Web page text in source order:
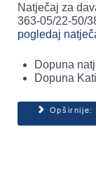
Natječaj za
363-05/22-50/
pogledaj
Dopuna
Dopuna
Opširnije: